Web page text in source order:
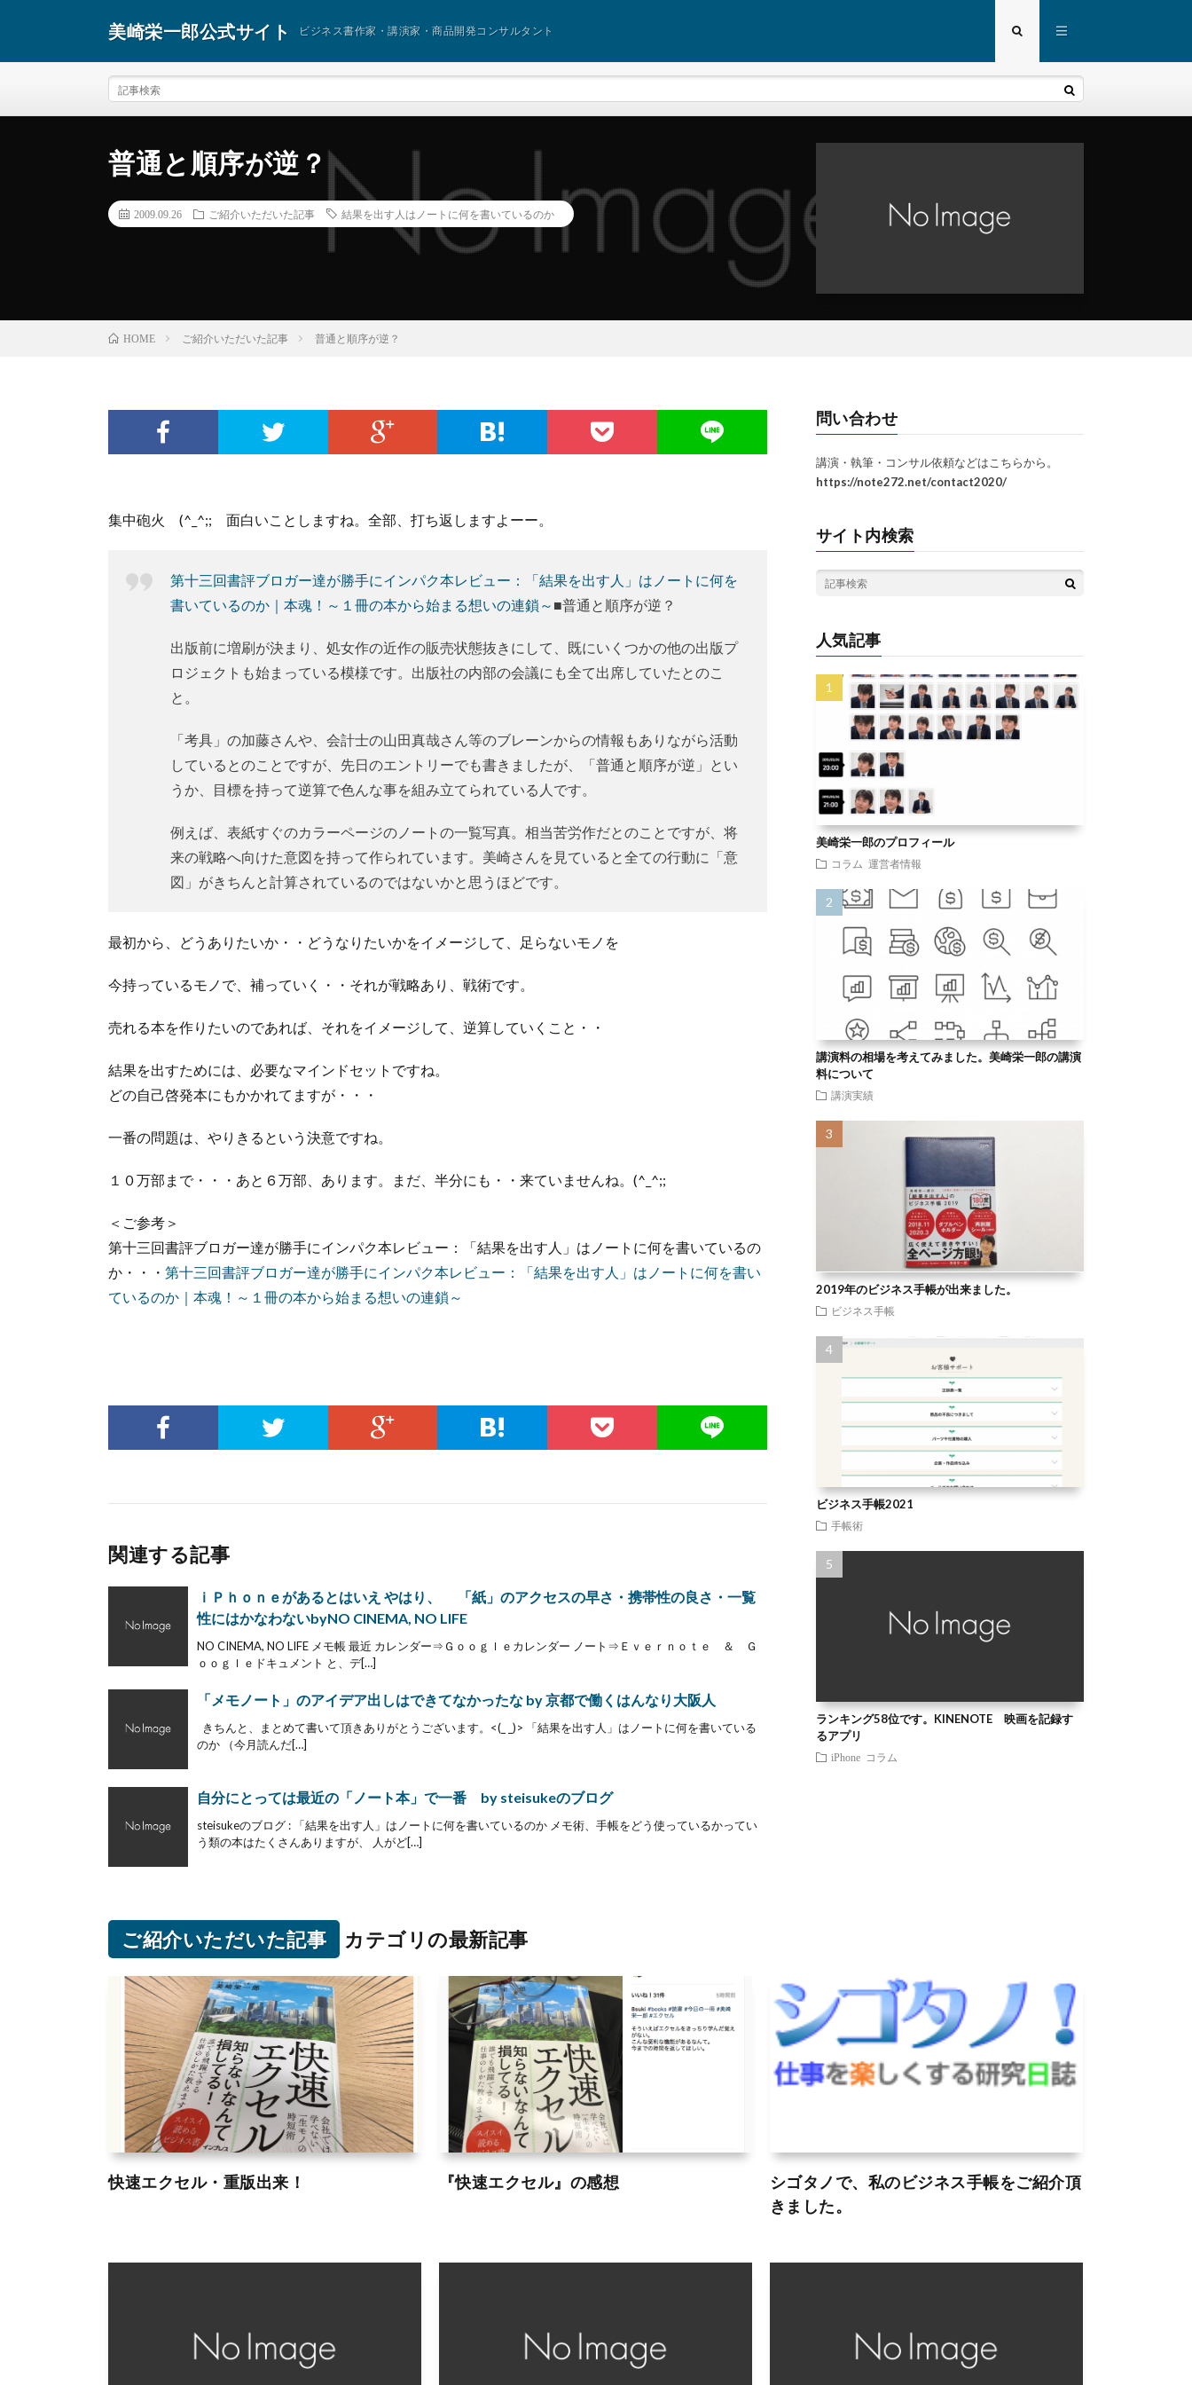
美崎栄一郎公式サイト ビジネス書作家・講演家・商品開発コンサルタント
普通と順序が逆？
2009.09.26 ご紹介いただいた記事 結果を出す人はノートに何を書いているのか
HOME ご紹介いただいた記事 普通と順序が逆？
集中砲火 (^_^;; 面白いことしますね。全部、打ち返しますよーー。
第十三回書評ブロガー達が勝手にインパク本レビュー：「結果を出す人」はノートに何を
書いているのか｜本魂！～１冊の本から始まる想いの連鎖～ ■普通と順序が逆？
出版前に増刷が決まり、処女作の近作の販売状態抜きにして、既にいくつかの他の出版プ
ロジェクトも始まっている模様です。出版社の内部の会議にも全て出席していたとのこ
と。
「考具」の加藤さんや、会計士の山田真哉さん等のブレーンからの情報もありながら活動
しているとのことですが、先日のエントリーでも書きましたが、「普通と順序が逆」とい
うか、目標を持って逆算で色んな事を組み立てられている人です。
例えば、表紙すぐのカラーページのノートの一覧写真。相当苦労作だとのことですが、将
来の戦略へ向けた意図を持って作られています。美崎さんを見ていると全ての行動に「意
図」がきちんと計算されているのではないかと思うほどです。
最初から、どうありたいか・・どうなりたいかをイメージして、足らないモノを
今持っているモノで、補っていく・・それが戦略あり、戦術です。
売れる本を作りたいのであれば、それをイメージして、逆算していくこと・・
結果を出すためには、必要なマインドセットですね。
どの自己啓発本にもかかれてますが・・・
一番の問題は、やりきるという決意ですね。
１０万部まで・・・あと６万部、あります。まだ、半分にも・・来ていませんね。(^_^;;
＜ご参考＞
第十三回書評ブロガー達が勝手にインパク本レビュー：「結果を出す人」はノートに何を書いているの
か・・・ 第十三回書評ブロガー達が勝手にインパク本レビュー：「結果を出す人」はノートに何を書い
ているのか｜本魂！～１冊の本から始まる想いの連鎖～
関連する記事
ｉＰｈｏｎｅがあるとはいえ やはり、 「紙」のアクセスの早さ・携帯性の良さ・一覧
性にはかなわないbyNO CINEMA, NO LIFE
NO CINEMA, NO LIFE メモ帳 最近 カレンダー⇒Ｇｏｏｇｌｅカレンダー ノート⇒Ｅｖｅｒｎｏｔｅ ＆ Ｇ
ｏｏｇｌｅドキュメント と、デ[…]
「メモノート」のアイデア出しはできてなかったな by 京都で働くはんなり大阪人
きちんと、まとめて書いて頂きありがとうございます。<(_ _)> 「結果を出す人」はノートに何を書いている
のか （今月読んだ[…]
自分にとっては最近の「ノート本」で一番 by steisukeのブログ
steisukeのブログ : 「結果を出す人」はノートに何を書いているのか メモ術、手帳をどう使っているかってい
う類の本はたくさんありますが、 人がど[…]
問い合わせ
講演・執筆・コンサル依頼などはこちらから。
https://note272.net/contact2020/
サイト内検索
人気記事
美崎栄一郎のプロフィール
コラム 運営者情報
講演料の相場を考えてみました。美崎栄一郎の講演
料について
講演実績
2019年のビジネス手帳が出来ました。
ビジネス手帳
ビジネス手帳2021
手帳術
ランキング58位です。KINENOTE 映画を記録す
るアプリ
iPhone コラム
ご紹介いただいた記事 カテゴリの最新記事
快速エクセル・重版出来！ 『快速エクセル』の感想
シゴタノで、私のビジネス手帳をご紹介頂
きました。